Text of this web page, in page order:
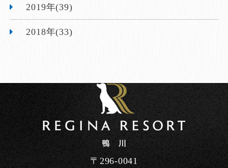
2019年(39)
2018年(33)
〒296-0041